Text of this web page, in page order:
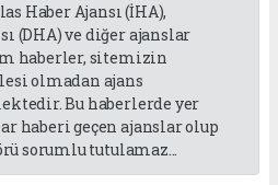
Haber Ajansı (İHA),
(DHA) ve diğer ajanslar
haberler, sitemizin
olmadan ajans
Bu haberlerde yer
haberi geçen ajanslar olup
sorumlu tutulamaz...